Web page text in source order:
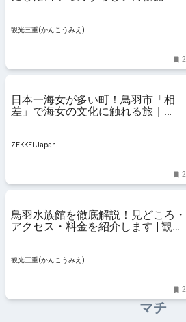
光・旅行情報はここ！
観光三重(かんこうみえ)
2
日本一海女が多い町！鳥羽市「相
差」で海女の文化に触れる旅｜
ZEKKEI Japan
2
鳥羽水族館を徹底解説！見どころ・
アクセス・料金を紹介します | 観光
観光三重(かんこうみえ)
2
マチ